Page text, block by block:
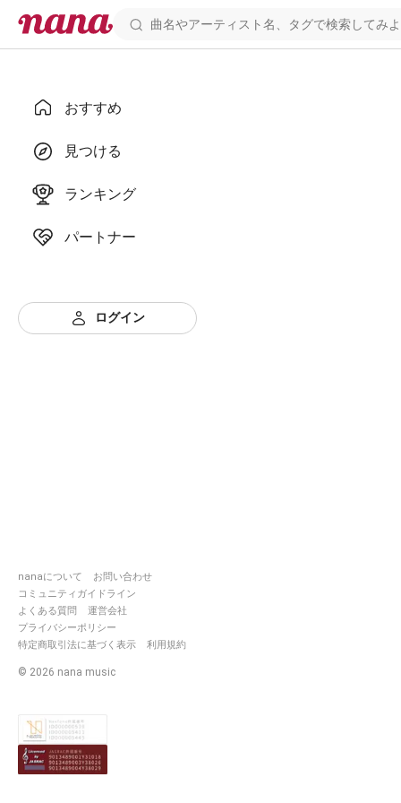
おすすめ
見つける
ランキング
パートナー
ログイン
nanaについて
お問い合わせ
コミュニティガイドライン
よくある質問
運営会社
プライバシーポリシー
特定商取引法に基づく表示
利用規約
© 2026 nana music